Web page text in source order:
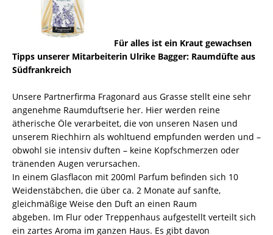
Für alles ist ein Kraut gewachsen
Tipps unserer Mitarbeiterin Ulrike Bagger: Raumdüfte aus
Südfrankreich
Unsere Partnerfirma Fragonard aus Grasse stellt eine sehr
angenehme Raumduftserie her. Hier werden reine
ätherische Öle verarbeitet, die von unseren Nasen und
unserem Riechhirn als wohltuend empfunden werden und –
obwohl sie intensiv duften – keine Kopfschmerzen oder
tränenden Augen verursachen.
In einem Glasflacon mit 200ml Parfum befinden sich 10
Weidenstäbchen, die über ca. 2 Monate auf sanfte,
gleichmäßige Weise den Duft an einen Raum
abgeben. Im Flur oder Treppenhaus aufgestellt verteilt sich
ein zartes Aroma im ganzen Haus. Es gibt davon